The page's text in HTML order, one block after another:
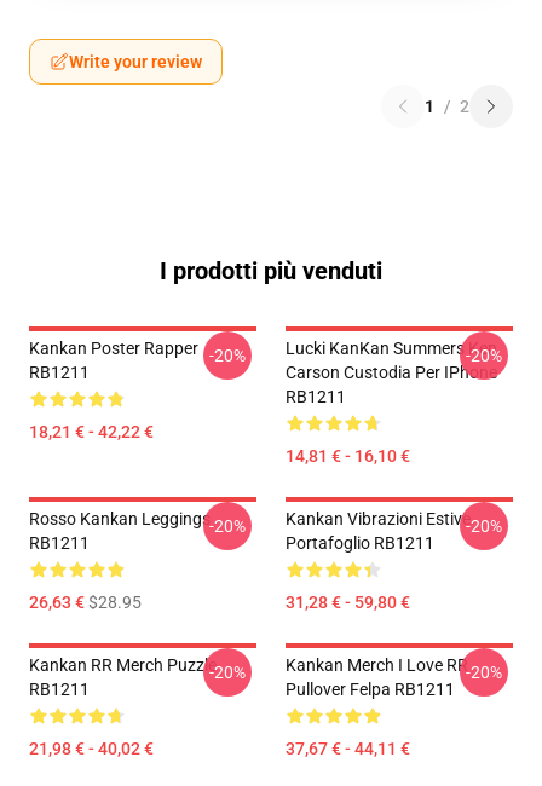
Write your review
1 / 2
I prodotti più venduti
Kankan Poster Rapper
RB1211
18,21 € - 42,22 €
-20%
Lucki KanKan Summers Ken
Carson Custodia Per IPhone
RB1211
14,81 € - 16,10 €
-20%
Rosso Kankan Leggings
RB1211
26,63 €$28.95
-20%
Kankan Vibrazioni Estive
Portafoglio RB1211
31,28 € - 59,80 €
-20%
Kankan RR Merch Puzzle
RB1211
21,98 € - 40,02 €
-20%
Kankan Merch I Love RR
Pullover Felpa RB1211
37,67 € - 44,11 €
-20%